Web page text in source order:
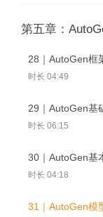
热点短视频文案
时长 05:27
08｜案例演示：
百款工具的GPTs
时长 03:33
09｜详细配置：
时长 08:11
析
12｜智能客服
时长 05:56
时长 08:48
时长 09:38
16｜FastGPT介
17｜FastGPT创
18｜FastGPT知
19｜FastGPT测
第五章：
28｜AutoGen框
时长 04:49
29｜AutoGen基
时长 06:15
30｜AutoGen基
时长 04:18
31｜AutoGen模